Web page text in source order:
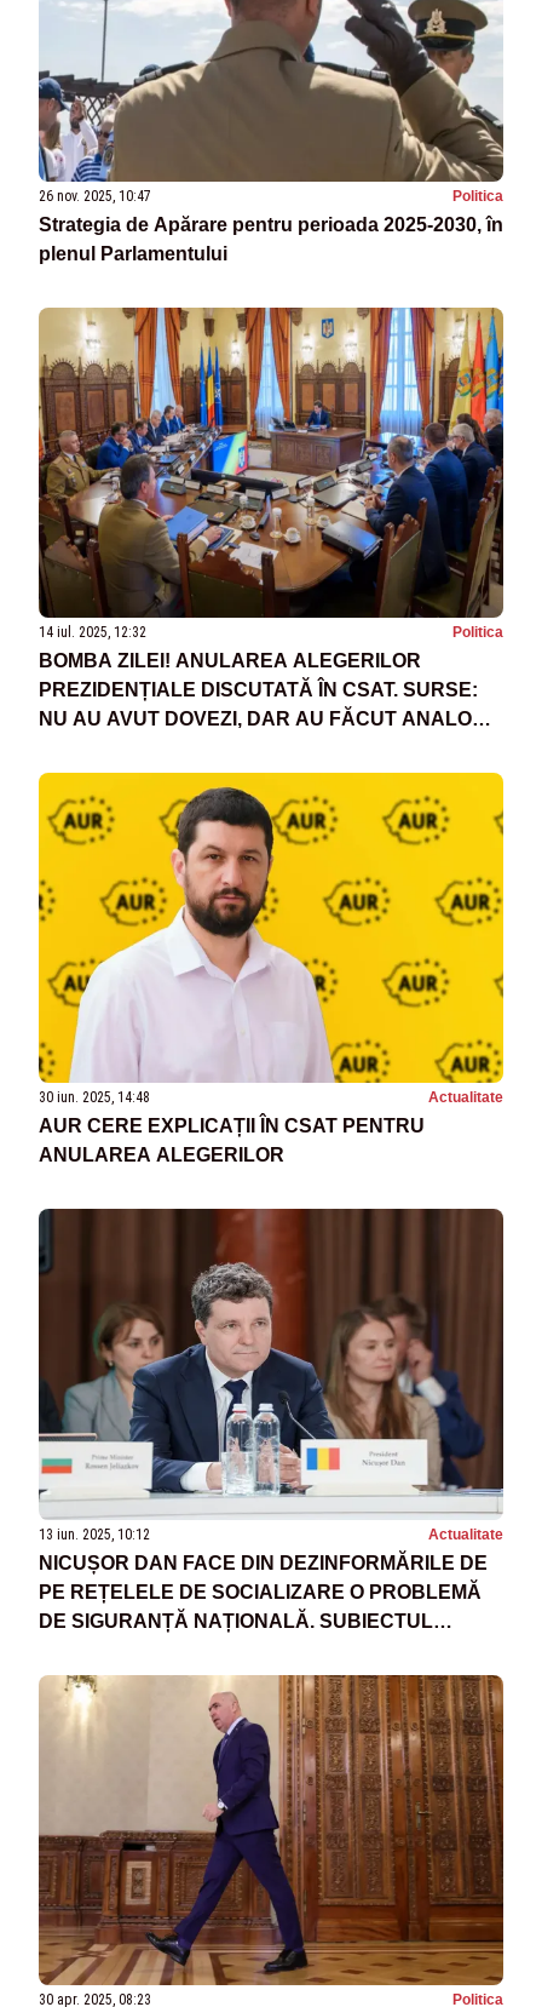
26 nov. 2025, 10:47 Politica
Strategia de Apărare pentru perioada 2025-2030, în
plenul Parlamentului
14 iul. 2025, 12:32 Politica
BOMBA ZILEI! ANULAREA ALEGERILOR
PREZIDENȚIALE DISCUTATĂ ÎN CSAT. SURSE:
NU AU AVUT DOVEZI, DAR AU FĂCUT ANALOGII
30 iun. 2025, 14:48 Actualitate
AUR CERE EXPLICAȚII ÎN CSAT PENTRU
ANULAREA ALEGERILOR
13 iun. 2025, 10:12 Actualitate
NICUȘOR DAN FACE DIN DEZINFORMĂRILE DE
PE REȚELELE DE SOCIALIZARE O PROBLEMĂ
DE SIGURANȚĂ NAȚIONALĂ. SUBIECTUL
30 apr. 2025, 08:23 Politica